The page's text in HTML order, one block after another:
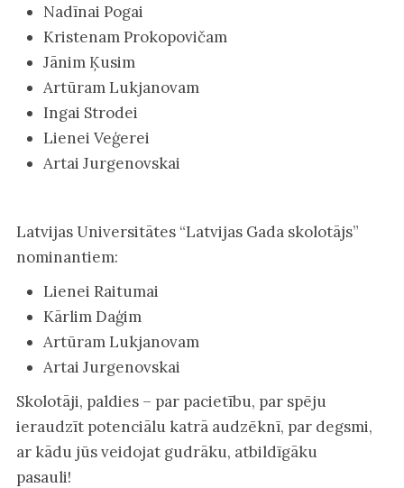
Nadīnai Pogai
Kristenam Prokopovičam
Jānim Ķusim
Artūram Lukjanovam
Ingai Strodei
Lienei Veģerei
Artai Jurgenovskai
Latvijas Universitātes “Latvijas Gada skolotājs”
nominantiem:
Lienei Raitumai
Kārlim Daģim
Artūram Lukjanovam
Artai Jurgenovskai
Skolotāji, paldies – par pacietību, par spēju
ieraudzīt potenciālu katrā audzēknī, par degsmi,
ar kādu jūs veidojat gudrāku, atbildīgāku
pasauli!